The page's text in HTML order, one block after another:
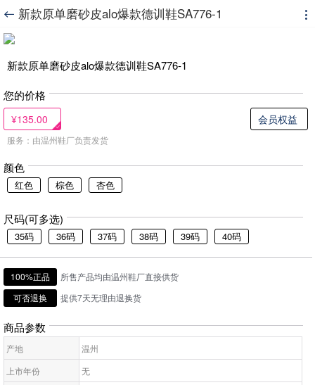
 新款原单磨砂皮alo爆款德训鞋SA776-1 
新款原单磨砂皮alo爆款德训鞋SA776-1
您的价格
¥135.00 会员权益
服务：由温州鞋厂负责发货
颜色
红色 棕色 杏色
尺码(可多选)
35码 36码 37码 38码 39码 40码
100%正品
所售产品均由温州鞋厂直接供货
可否退换
提供7天无理由退换货
商品参数
产地
温州
上市年份
无